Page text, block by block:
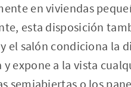
en viviendas
esta disposición
el salón condiciona la
y expone a la vista
semiabiertas o los